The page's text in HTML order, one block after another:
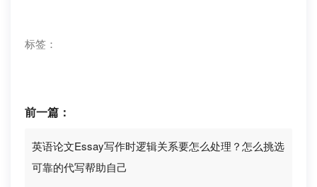
标签：
前一篇：
英语论文Essay写作时逻辑关系要怎么处理？怎么挑选
可靠的代写帮助自己